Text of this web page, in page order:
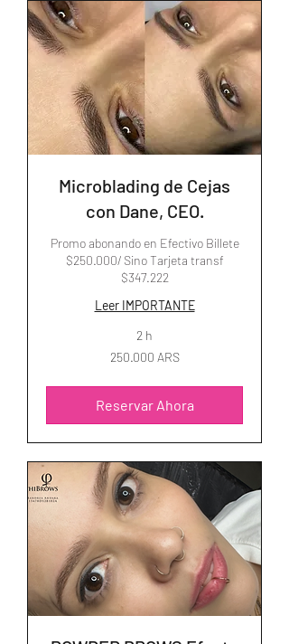
Microblading de Cejas
con Dane, CEO.
Promo abonando en Efectivo Billete
$250.000/ Sino Tarjeta transf
$347.222
Leer IMPORTANTE
2 h
250.000 ARS
Reservar Ahora